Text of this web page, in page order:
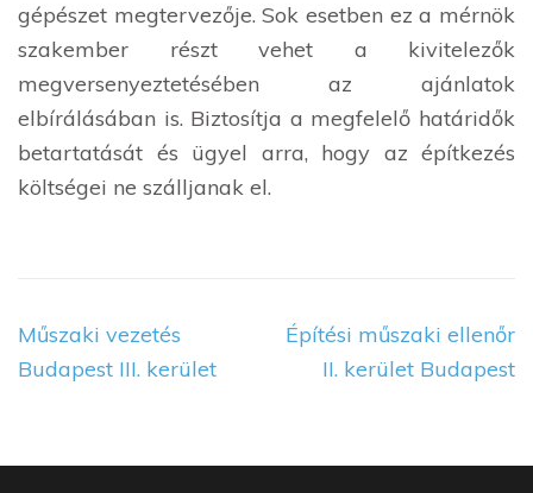
gépészet megtervezője. Sok esetben ez a mérnök
szakember részt vehet a kivitelezők
megversenyeztetésében az ajánlatok
elbírálásában is. Biztosítja a megfelelő határidők
betartatását és ügyel arra, hogy az építkezés
költségei ne szálljanak el.
Bejegyzés
navigáció
Műszaki vezetés
Budapest III. kerület
Építési műszaki ellenőr
II. kerület Budapest